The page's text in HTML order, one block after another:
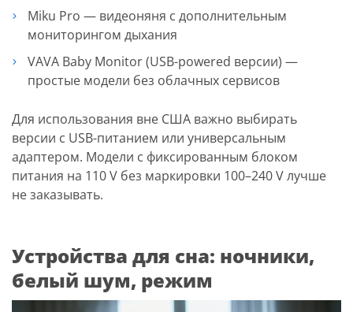
Miku Pro — видеоняня с дополнительным
мониторингом дыхания
VAVA Baby Monitor (USB-powered версии) —
простые модели без облачных сервисов
Для использования вне США важно выбирать
версии с USB-питанием или универсальным
адаптером. Модели с фиксированным блоком
питания на 110 V без маркировки 100–240 V лучше
не заказывать.
Устройства для сна: ночники,
белый шум, режим